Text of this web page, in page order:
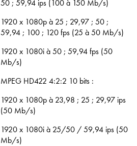
50 ; 59,94 ips (100 à 150 Mb/s)
1920 x 1080p à 25 ; 29,97 ; 50 ;
59,94 ; 100 ; 120 fps (25 à 50 Mb/s)
1920 x 1080i à 50 ; 59,94 fps (50
Mb/s)
MPEG HD422 4:2:2 10 bits :
1920 x 1080p à 23,98 ; 25 ; 29,97 ips
(50 Mb/s)
1920 x 1080i à 25/50 / 59,94 ips (50
Mb/s)